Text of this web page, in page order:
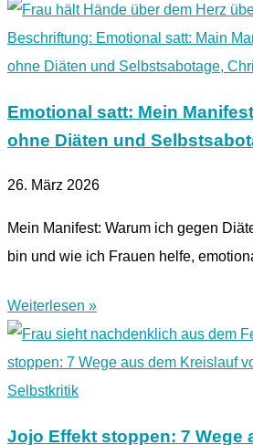
Emotional satt: Mein
ohne Diäten und
26. März 2026
Mein Manifest: Warum ich gegen
bin und wie ich Frauen helfe,
Weiterlesen »
Jojo Effekt stoppen: 7 Wege